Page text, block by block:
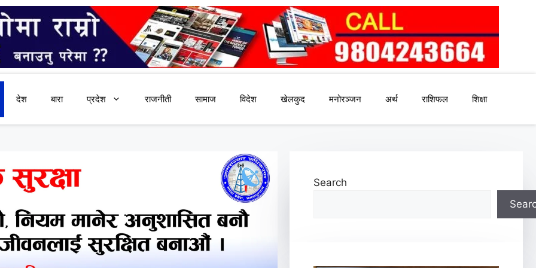
देश बारा प्रदेश राजनीती सामाज विदेश खेलकुद मनोरञ्जन अर्थ राशिफल शिक्षा
Search